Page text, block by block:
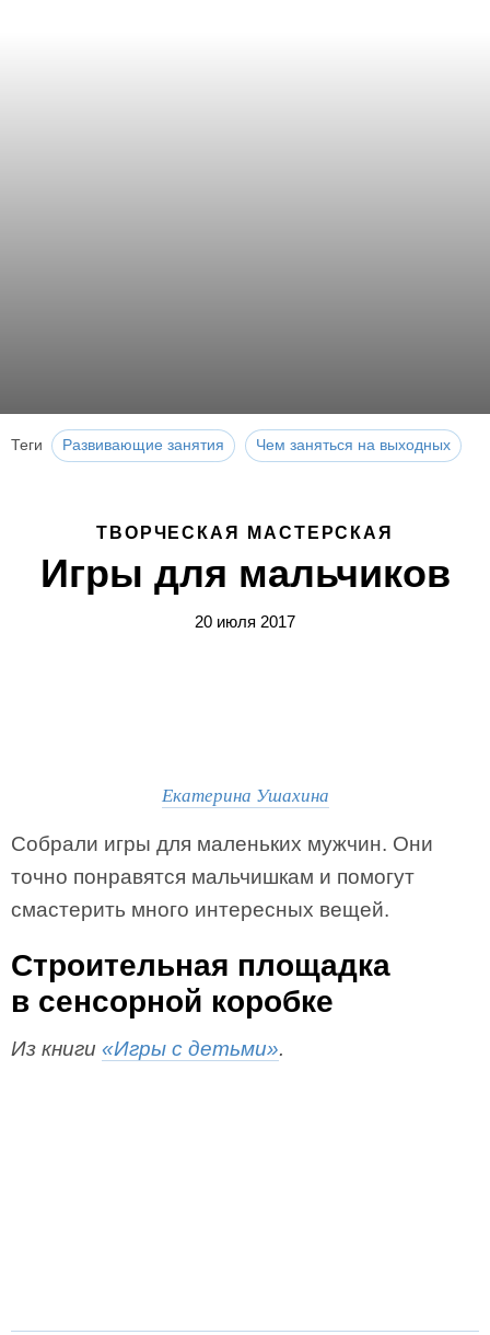
Теги Развивающие занятия Чем заняться на выходных
ТВОРЧЕСКАЯ МАСТЕРСКАЯ
Игры для мальчиков
20 июля 2017
Екатерина Ушахина
Собрали игры для маленьких мужчин. Они
точно понравятся мальчишкам и помогут
смастерить много интересных вещей.
Строительная площадка
в сенсорной коробке
Из книги «Игры с детьми».